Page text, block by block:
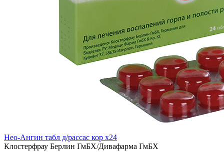
Нео-Ангин табл д/рассас кор x24
Клостерфрау Берлин ГмБХ/Дивафарма ГмБХ